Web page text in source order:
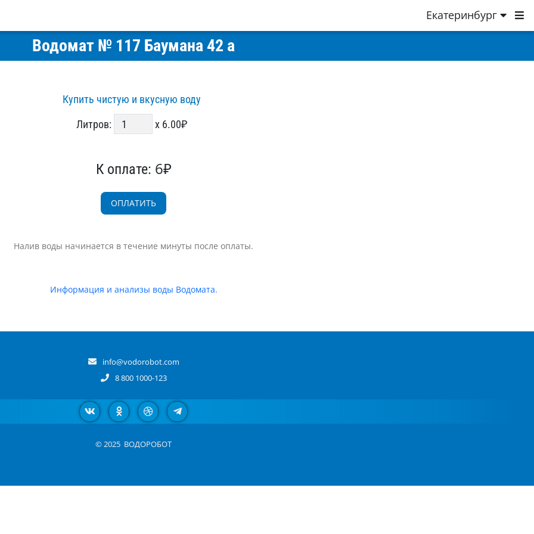
Екатеринбург
Водомат № 117 Баумана 42 а
Купить чистую и вкусную воду
Литров:
x 6.00₽
К оплате: 6₽
Налив воды начинается в течение минуты после оплаты.
Информация и анализы воды Водомата.
info@vodorobot.com
8 800 1000-123
© 2025 ВОДОРОБОТ